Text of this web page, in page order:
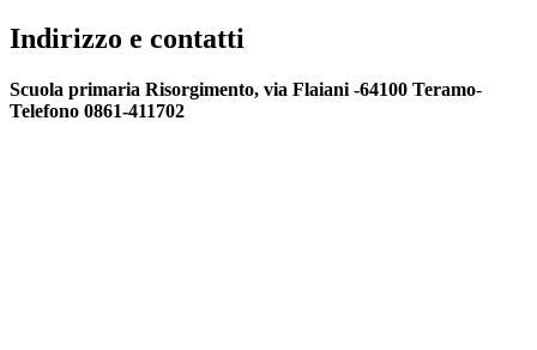
Indirizzo e contatti
Scuola primaria Risorgimento, via Flaiani -64100 Teramo-
Telefono 0861-411702